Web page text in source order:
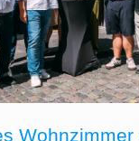
Wohnzimmer